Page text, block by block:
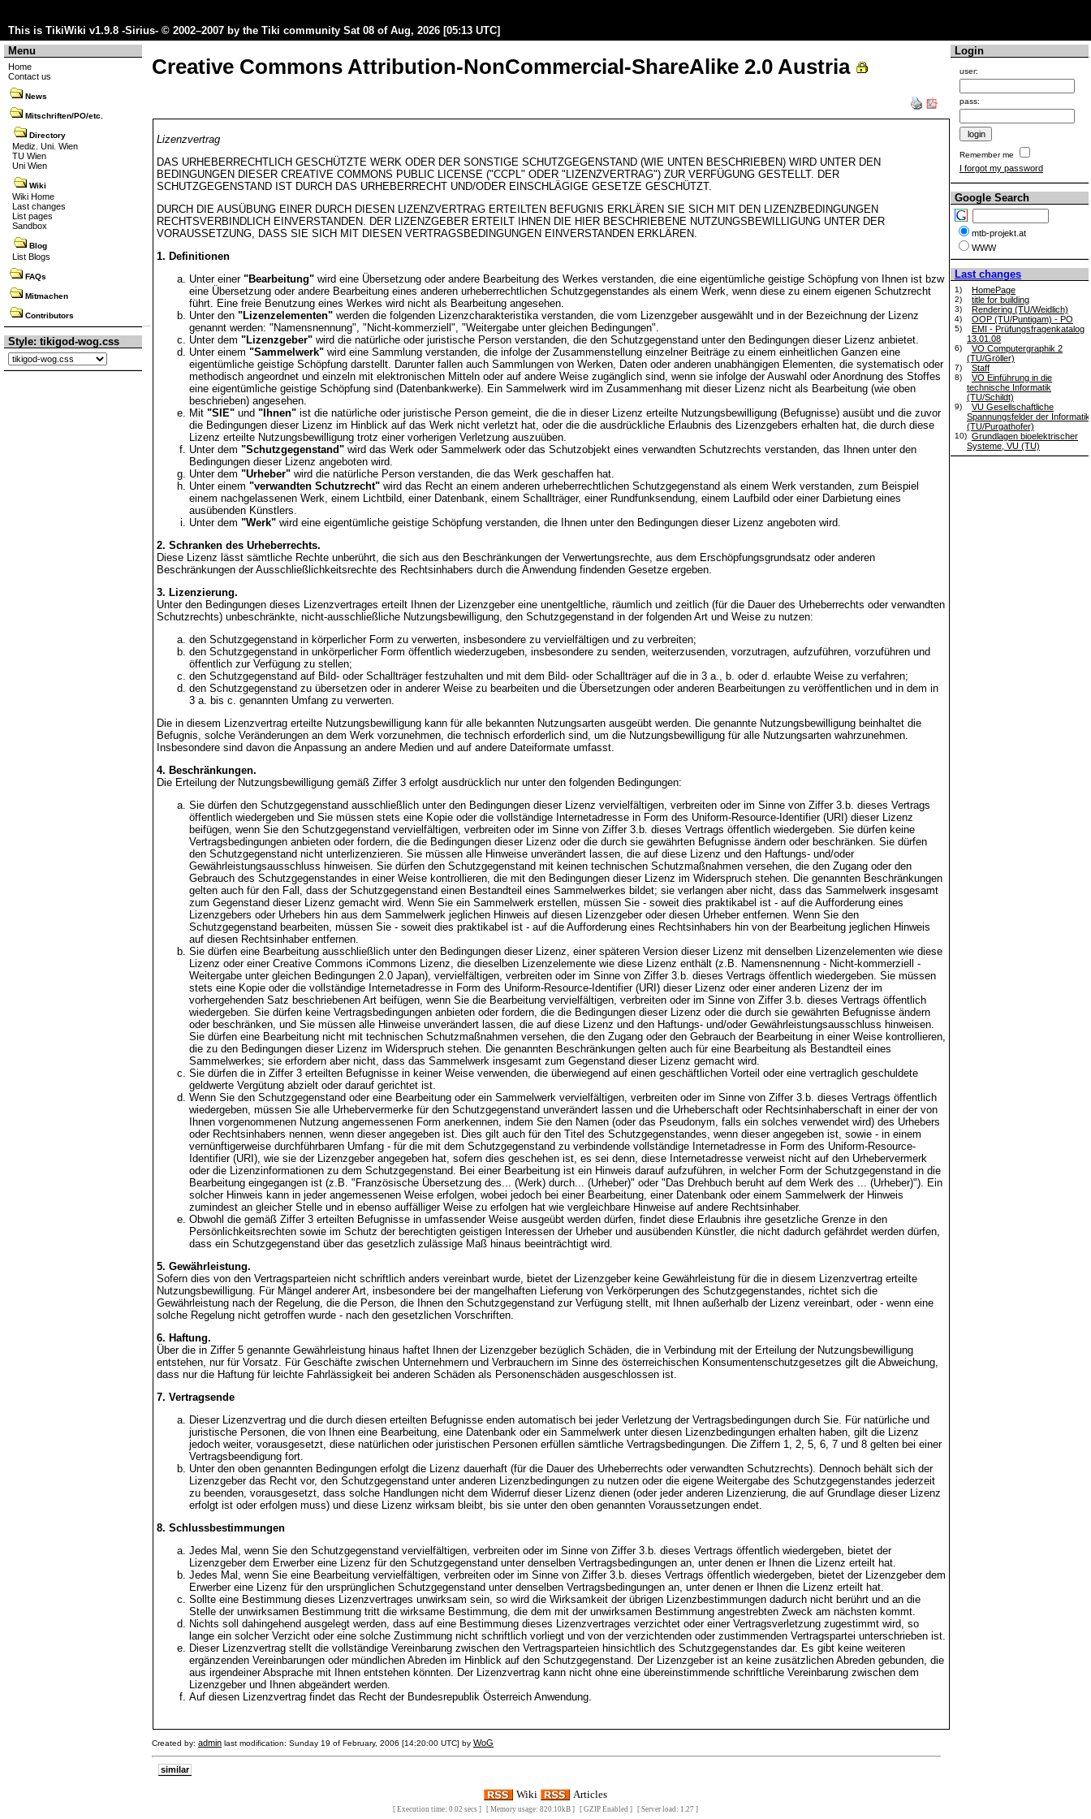
This is TikiWiki v1.9.8 -Sirius- © 2002–2007 by the Tiki community Sat 08 of Aug, 2026 [05:13 UTC]
Menu
Home
Contact us
News
Mitschriften/PO/etc.
Directory
Mediz. Uni. Wien
TU Wien
Uni Wien
Wiki
Wiki Home
Last changes
List pages
Sandbox
Blog
List Blogs
FAQs
Mitmachen
Contributors
Style: tikigod-wog.css
Creative Commons Attribution-NonCommercial-ShareAlike 2.0 Austria
Lizenzvertrag
DAS URHEBERRECHTLICH GESCHÜTZTE WERK ODER DER SONSTIGE SCHUTZGEGENSTAND (WIE UNTEN BESCHRIEBEN) WIRD UNTER DEN
BEDINGUNGEN DIESER CREATIVE COMMONS PUBLIC LICENSE ("CCPL" ODER "LIZENZVERTRAG") ZUR VERFÜGUNG GESTELLT. DER
SCHUTZGEGENSTAND IST DURCH DAS URHEBERRECHT UND/ODER EINSCHLÄGIGE GESETZE GESCHÜTZT.
DURCH DIE AUSÜBUNG EINER DURCH DIESEN LIZENZVERTRAG ERTEILTEN BEFUGNIS ERKLÄREN SIE SICH MIT DEN LIZENZBEDINGUNGEN
RECHTSVERBINDLICH EINVERSTANDEN. DER LIZENZGEBER ERTEILT IHNEN DIE HIER BESCHRIEBENE NUTZUNGSBEWILLIGUNG UNTER DER
VORAUSSETZUNG, DASS SIE SICH MIT DIESEN VERTRAGSBEDINGUNGEN EINVERSTANDEN ERKLÄREN.
1. Definitionen
Unter einer "Bearbeitung" wird eine Übersetzung oder andere Bearbeitung des Werkes verstanden, die eine eigentümliche geistige Schöpfung von Ihnen ist bzw
eine Übersetzung oder andere Bearbeitung eines anderen urheberrechtlichen Schutzgegenstandes als einem Werk, wenn diese zu einem eigenen Schutzrecht
führt. Eine freie Benutzung eines Werkes wird nicht als Bearbeitung angesehen.
Unter den "Lizenzelementen" werden die folgenden Lizenzcharakteristika verstanden, die vom Lizenzgeber ausgewählt und in der Bezeichnung der Lizenz
genannt werden: "Namensnennung", "Nicht-kommerziell", "Weitergabe unter gleichen Bedingungen".
Unter dem "Lizenzgeber" wird die natürliche oder juristische Person verstanden, die den Schutzgegenstand unter den Bedingungen dieser Lizenz anbietet.
Unter einem "Sammelwerk" wird eine Sammlung verstanden, die infolge der Zusammenstellung einzelner Beiträge zu einem einheitlichen Ganzen eine
eigentümliche geistige Schöpfung darstellt. Darunter fallen auch Sammlungen von Werken, Daten oder anderen unabhängigen Elementen, die systematisch oder
methodisch angeordnet und einzeln mit elektronischen Mitteln oder auf andere Weise zugänglich sind, wenn sie infolge der Auswahl oder Anordnung des Stoffes
eine eigentümliche geistige Schöpfung sind (Datenbankwerke). Ein Sammelwerk wird im Zusammenhang mit dieser Lizenz nicht als Bearbeitung (wie oben
beschrieben) angesehen.
Mit "SIE" und "Ihnen" ist die natürliche oder juristische Person gemeint, die die in dieser Lizenz erteilte Nutzungsbewilligung (Befugnisse) ausübt und die zuvor
die Bedingungen dieser Lizenz im Hinblick auf das Werk nicht verletzt hat, oder die die ausdrückliche Erlaubnis des Lizenzgebers erhalten hat, die durch diese
Lizenz erteilte Nutzungsbewilligung trotz einer vorherigen Verletzung auszuüben.
Unter dem "Schutzgegenstand" wird das Werk oder Sammelwerk oder das Schutzobjekt eines verwandten Schutzrechts verstanden, das Ihnen unter den
Bedingungen dieser Lizenz angeboten wird.
Unter dem "Urheber" wird die natürliche Person verstanden, die das Werk geschaffen hat.
Unter einem "verwandten Schutzrecht" wird das Recht an einem anderen urheberrechtlichen Schutzgegenstand als einem Werk verstanden, zum Beispiel
einem nachgelassenen Werk, einem Lichtbild, einer Datenbank, einem Schallträger, einer Rundfunksendung, einem Laufbild oder einer Darbietung eines
ausübenden Künstlers.
Unter dem "Werk" wird eine eigentümliche geistige Schöpfung verstanden, die Ihnen unter den Bedingungen dieser Lizenz angeboten wird.
2. Schranken des Urheberrechts.
Diese Lizenz lässt sämtliche Rechte unberührt, die sich aus den Beschränkungen der Verwertungsrechte, aus dem Erschöpfungsgrundsatz oder anderen
Beschränkungen der Ausschließlichkeitsrechte des Rechtsinhabers durch die Anwendung findenden Gesetze ergeben.
3. Lizenzierung.
Unter den Bedingungen dieses Lizenzvertrages erteilt Ihnen der Lizenzgeber eine unentgeltliche, räumlich und zeitlich (für die Dauer des Urheberrechts oder verwandten
Schutzrechts) unbeschränkte, nicht-ausschließliche Nutzungsbewilligung, den Schutzgegenstand in der folgenden Art und Weise zu nutzen:
den Schutzgegenstand in körperlicher Form zu verwerten, insbesondere zu vervielfältigen und zu verbreiten;
den Schutzgegenstand in unkörperlicher Form öffentlich wiederzugeben, insbesondere zu senden, weiterzusenden, vorzutragen, aufzuführen, vorzuführen und
öffentlich zur Verfügung zu stellen;
den Schutzgegenstand auf Bild- oder Schallträger festzuhalten und mit dem Bild- oder Schallträger auf die in 3 a., b. oder d. erlaubte Weise zu verfahren;
den Schutzgegenstand zu übersetzen oder in anderer Weise zu bearbeiten und die Übersetzungen oder anderen Bearbeitungen zu veröffentlichen und in dem in
3 a. bis c. genannten Umfang zu verwerten.
Die in diesem Lizenzvertrag erteilte Nutzungsbewilligung kann für alle bekannten Nutzungsarten ausgeübt werden. Die genannte Nutzungsbewilligung beinhaltet die
Befugnis, solche Veränderungen an dem Werk vorzunehmen, die technisch erforderlich sind, um die Nutzungsbewilligung für alle Nutzungsarten wahrzunehmen.
Insbesondere sind davon die Anpassung an andere Medien und auf andere Dateiformate umfasst.
4. Beschränkungen.
Die Erteilung der Nutzungsbewilligung gemäß Ziffer 3 erfolgt ausdrücklich nur unter den folgenden Bedingungen:
Sie dürfen den Schutzgegenstand ausschließlich unter den Bedingungen dieser Lizenz vervielfältigen, verbreiten oder im Sinne von Ziffer 3.b. dieses Vertrags
öffentlich wiedergeben und Sie müssen stets eine Kopie oder die vollständige Internetadresse in Form des Uniform-Resource-Identifier (URI) dieser Lizenz
beifügen, wenn Sie den Schutzgegenstand vervielfältigen, verbreiten oder im Sinne von Ziffer 3.b. dieses Vertrags öffentlich wiedergeben. Sie dürfen keine
Vertragsbedingungen anbieten oder fordern, die die Bedingungen dieser Lizenz oder die durch sie gewährten Befugnisse ändern oder beschränken. Sie dürfen
den Schutzgegenstand nicht unterlizenzieren. Sie müssen alle Hinweise unverändert lassen, die auf diese Lizenz und den Haftungs- und/oder
Gewährleistungsausschluss hinweisen. Sie dürfen den Schutzgegenstand mit keinen technischen Schutzmaßnahmen versehen, die den Zugang oder den
Gebrauch des Schutzgegenstandes in einer Weise kontrollieren, die mit den Bedingungen dieser Lizenz im Widerspruch stehen. Die genannten Beschränkungen
gelten auch für den Fall, dass der Schutzgegenstand einen Bestandteil eines Sammelwerkes bildet; sie verlangen aber nicht, dass das Sammelwerk insgesamt
zum Gegenstand dieser Lizenz gemacht wird. Wenn Sie ein Sammelwerk erstellen, müssen Sie - soweit dies praktikabel ist - auf die Aufforderung eines
Lizenzgebers oder Urhebers hin aus dem Sammelwerk jeglichen Hinweis auf diesen Lizenzgeber oder diesen Urheber entfernen. Wenn Sie den
Schutzgegenstand bearbeiten, müssen Sie - soweit dies praktikabel ist - auf die Aufforderung eines Rechtsinhabers hin von der Bearbeitung jeglichen Hinweis
auf diesen Rechtsinhaber entfernen.
Sie dürfen eine Bearbeitung ausschließlich unter den Bedingungen dieser Lizenz, einer späteren Version dieser Lizenz mit denselben Lizenzelementen wie diese
Lizenz oder einer Creative Commons iCommons Lizenz, die dieselben Lizenzelemente wie diese Lizenz enthält (z.B. Namensnennung - Nicht-kommerziell -
Weitergabe unter gleichen Bedingungen 2.0 Japan), vervielfältigen, verbreiten oder im Sinne von Ziffer 3.b. dieses Vertrags öffentlich wiedergeben. Sie müssen
stets eine Kopie oder die vollständige Internetadresse in Form des Uniform-Resource-Identifier (URI) dieser Lizenz oder einer anderen Lizenz der im
vorhergehenden Satz beschriebenen Art beifügen, wenn Sie die Bearbeitung vervielfältigen, verbreiten oder im Sinne von Ziffer 3.b. dieses Vertrags öffentlich
wiedergeben. Sie dürfen keine Vertragsbedingungen anbieten oder fordern, die die Bedingungen dieser Lizenz oder die durch sie gewährten Befugnisse ändern
oder beschränken, und Sie müssen alle Hinweise unverändert lassen, die auf diese Lizenz und den Haftungs- und/oder Gewährleistungsausschluss hinweisen.
Sie dürfen eine Bearbeitung nicht mit technischen Schutzmaßnahmen versehen, die den Zugang oder den Gebrauch der Bearbeitung in einer Weise kontrollieren,
die zu den Bedingungen dieser Lizenz im Widerspruch stehen. Die genannten Beschränkungen gelten auch für eine Bearbeitung als Bestandteil eines
Sammelwerkes; sie erfordern aber nicht, dass das Sammelwerk insgesamt zum Gegenstand dieser Lizenz gemacht wird.
Sie dürfen die in Ziffer 3 erteilten Befugnisse in keiner Weise verwenden, die überwiegend auf einen geschäftlichen Vorteil oder eine vertraglich geschuldete
geldwerte Vergütung abzielt oder darauf gerichtet ist.
Wenn Sie den Schutzgegenstand oder eine Bearbeitung oder ein Sammelwerk vervielfältigen, verbreiten oder im Sinne von Ziffer 3.b. dieses Vertrags öffentlich
wiedergeben, müssen Sie alle Urhebervermerke für den Schutzgegenstand unverändert lassen und die Urheberschaft oder Rechtsinhaberschaft in einer der von
Ihnen vorgenommenen Nutzung angemessenen Form anerkennen, indem Sie den Namen (oder das Pseudonym, falls ein solches verwendet wird) des Urhebers
oder Rechtsinhabers nennen, wenn dieser angegeben ist. Dies gilt auch für den Titel des Schutzgegenstandes, wenn dieser angegeben ist, sowie - in einem
vernünftigerweise durchführbaren Umfang - für die mit dem Schutzgegenstand zu verbindende vollständige Internetadresse in Form des Uniform-Resource-
Identifier (URI), wie sie der Lizenzgeber angegeben hat, sofern dies geschehen ist, es sei denn, diese Internetadresse verweist nicht auf den Urhebervermerk
oder die Lizenzinformationen zu dem Schutzgegenstand. Bei einer Bearbeitung ist ein Hinweis darauf aufzuführen, in welcher Form der Schutzgegenstand in die
Bearbeitung eingegangen ist (z.B. "Französische Übersetzung des... (Werk) durch... (Urheber)" oder "Das Drehbuch beruht auf dem Werk des ... (Urheber)"). Ein
solcher Hinweis kann in jeder angemessenen Weise erfolgen, wobei jedoch bei einer Bearbeitung, einer Datenbank oder einem Sammelwerk der Hinweis
zumindest an gleicher Stelle und in ebenso auffälliger Weise zu erfolgen hat wie vergleichbare Hinweise auf andere Rechtsinhaber.
Obwohl die gemäß Ziffer 3 erteilten Befugnisse in umfassender Weise ausgeübt werden dürfen, findet diese Erlaubnis ihre gesetzliche Grenze in den
Persönlichkeitsrechten sowie im Schutz der berechtigten geistigen Interessen der Urheber und ausübenden Künstler, die nicht dadurch gefährdet werden dürfen,
dass ein Schutzgegenstand über das gesetzlich zulässige Maß hinaus beeinträchtigt wird.
5. Gewährleistung.
Sofern dies von den Vertragsparteien nicht schriftlich anders vereinbart wurde, bietet der Lizenzgeber keine Gewährleistung für die in diesem Lizenzvertrag erteilte
Nutzungsbewilligung. Für Mängel anderer Art, insbesondere bei der mangelhaften Lieferung von Verkörperungen des Schutzgegenstandes, richtet sich die
Gewährleistung nach der Regelung, die die Person, die Ihnen den Schutzgegenstand zur Verfügung stellt, mit Ihnen außerhalb der Lizenz vereinbart, oder - wenn eine
solche Regelung nicht getroffen wurde - nach den gesetzlichen Vorschriften.
6. Haftung.
Über die in Ziffer 5 genannte Gewährleistung hinaus haftet Ihnen der Lizenzgeber bezüglich Schäden, die in Verbindung mit der Erteilung der Nutzungsbewilligung
entstehen, nur für Vorsatz. Für Geschäfte zwischen Unternehmern und Verbrauchern im Sinne des österreichischen Konsumentenschutzgesetzes gilt die Abweichung,
dass nur die Haftung für leichte Fahrlässigkeit bei anderen Schäden als Personenschäden ausgeschlossen ist.
7. Vertragsende
Dieser Lizenzvertrag und die durch diesen erteilten Befugnisse enden automatisch bei jeder Verletzung der Vertragsbedingungen durch Sie. Für natürliche und
juristische Personen, die von Ihnen eine Bearbeitung, eine Datenbank oder ein Sammelwerk unter diesen Lizenzbedingungen erhalten haben, gilt die Lizenz
jedoch weiter, vorausgesetzt, diese natürlichen oder juristischen Personen erfüllen sämtliche Vertragsbedingungen. Die Ziffern 1, 2, 5, 6, 7 und 8 gelten bei einer
Vertragsbeendigung fort.
Unter den oben genannten Bedingungen erfolgt die Lizenz dauerhaft (für die Dauer des Urheberrechts oder verwandten Schutzrechts). Dennoch behält sich der
Lizenzgeber das Recht vor, den Schutzgegenstand unter anderen Lizenzbedingungen zu nutzen oder die eigene Weitergabe des Schutzgegenstandes jederzeit
zu beenden, vorausgesetzt, dass solche Handlungen nicht dem Widerruf dieser Lizenz dienen (oder jeder anderen Lizenzierung, die auf Grundlage dieser Lizenz
erfolgt ist oder erfolgen muss) und diese Lizenz wirksam bleibt, bis sie unter den oben genannten Voraussetzungen endet.
8. Schlussbestimmungen
Jedes Mal, wenn Sie den Schutzgegenstand vervielfältigen, verbreiten oder im Sinne von Ziffer 3.b. dieses Vertrags öffentlich wiedergeben, bietet der
Lizenzgeber dem Erwerber eine Lizenz für den Schutzgegenstand unter denselben Vertragsbedingungen an, unter denen er Ihnen die Lizenz erteilt hat.
Jedes Mal, wenn Sie eine Bearbeitung vervielfältigen, verbreiten oder im Sinne von Ziffer 3.b. dieses Vertrags öffentlich wiedergeben, bietet der Lizenzgeber dem
Erwerber eine Lizenz für den ursprünglichen Schutzgegenstand unter denselben Vertragsbedingungen an, unter denen er Ihnen die Lizenz erteilt hat.
Sollte eine Bestimmung dieses Lizenzvertrages unwirksam sein, so wird die Wirksamkeit der übrigen Lizenzbestimmungen dadurch nicht berührt und an die
Stelle der unwirksamen Bestimmung tritt die wirksame Bestimmung, die dem mit der unwirksamen Bestimmung angestrebten Zweck am nächsten kommt.
Nichts soll dahingehend ausgelegt werden, dass auf eine Bestimmung dieses Lizenzvertrages verzichtet oder einer Vertragsverletzung zugestimmt wird, so
lange ein solcher Verzicht oder eine solche Zustimmung nicht schriftlich vorliegt und von der verzichtenden oder zustimmenden Vertragspartei unterschrieben ist.
Dieser Lizenzvertrag stellt die vollständige Vereinbarung zwischen den Vertragsparteien hinsichtlich des Schutzgegenstandes dar. Es gibt keine weiteren
ergänzenden Vereinbarungen oder mündlichen Abreden im Hinblick auf den Schutzgegenstand. Der Lizenzgeber ist an keine zusätzlichen Abreden gebunden, die
aus irgendeiner Absprache mit Ihnen entstehen könnten. Der Lizenzvertrag kann nicht ohne eine übereinstimmende schriftliche Vereinbarung zwischen dem
Lizenzgeber und Ihnen abgeändert werden.
Auf diesen Lizenzvertrag findet das Recht der Bundesrepublik Österreich Anwendung.
Created by: admin last modification: Sunday 19 of February, 2006 [14:20:00 UTC] by WoG
similar
Login
user:
pass:
Remember me
I forgot my password
Google Search
mtb-projekt.at
WWW
Last changes
1) HomePage
2) title for building
3) Rendering (TU/Weidlich)
4) OOP (TU/Puntigam) - PO
5)
EMI - Prüfungsfragenkatalog
13.01.08
6)
VO Computergraphik 2
(TU/Gröller)
7) Staff
8)
VO Einführung in die
technische Informatik
(TU/Schildt)
9)
VU Gesellschaftliche
Spannungsfelder der Informatik
(TU/Purgathofer)
10) Grundlagen bioelektrischer
Systeme, VU (TU)
Wiki Articles
[ Execution time: 0.02 secs ] [ Memory usage: 820.10kB ] [ GZIP Enabled ] [ Server load: 1.27 ]